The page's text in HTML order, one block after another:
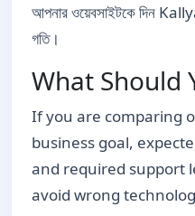
আপনার ওয়েবসাইটকে দিন
গতি।
What Should
If you are comparing
business goal,
and required support
avoid wrong